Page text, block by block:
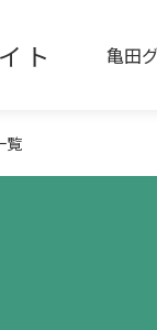
ト 亀田
覧